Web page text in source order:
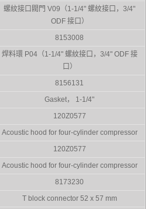
螺紋接口閥門 V09（1-1/4" 螺紋接口，3/4"
ODF 接口）
8153008
焊料環 P04（1-1/4" 螺紋接口，3/4" ODF 接
口）
8156131
Gasket， 1-1/4"
120Z0577
Acoustic hood for four-cylinder compressor
120Z0577
Acoustic hood for four-cylinder compressor
8173230
T block connector 52 x 57 mm